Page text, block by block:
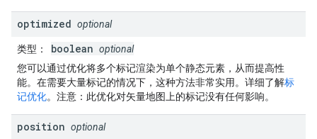
optimized optional
类型 ： boolean optional
您可以通过优化将多个标记渲染为单个静态元素，从而提高性
能。在需要大量标记的情况下，这种方法非常实用。详细了解标
记优化。 注意 ：此优化对矢量地图上的标记没有任何影响。
position optional